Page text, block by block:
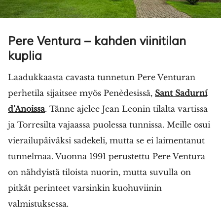
Pere Ventura – kahden viinitilan
kuplia
Laadukkaasta cavasta tunnetun Pere Venturan
perhetila sijaitsee myös Penèdesissä, Sant Sadurní
d’Anoissa. Tänne ajelee Jean Leonin tilalta vartissa
ja Torresilta vajaassa puolessa tunnissa. Meille osui
vierailupäiväksi sadekeli, mutta se ei laimentanut
tunnelmaa. Vuonna 1991 perustettu Pere Ventura
on nähdyistä tiloista nuorin, mutta suvulla on
pitkät perinteet varsinkin kuohuviinin
valmistuksessa.